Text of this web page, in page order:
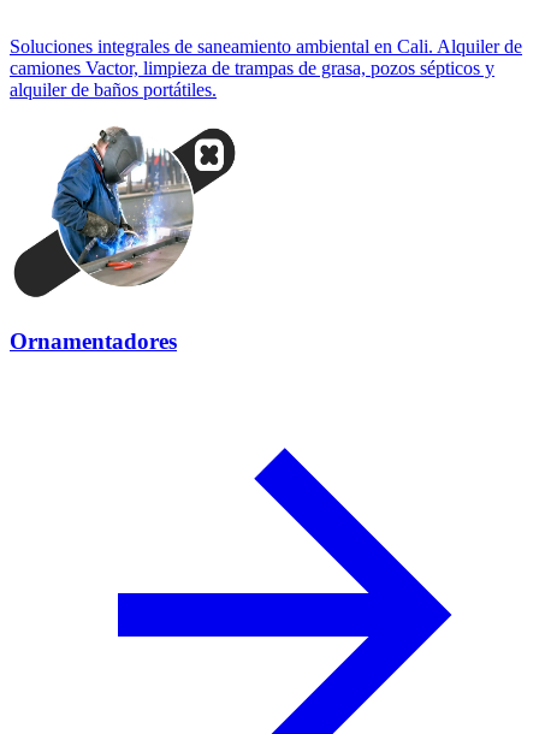
Soluciones integrales de saneamiento ambiental en Cali. Alquiler de
camiones Vactor, limpieza de trampas de grasa, pozos sépticos y
alquiler de baños portátiles.
Ornamentadores